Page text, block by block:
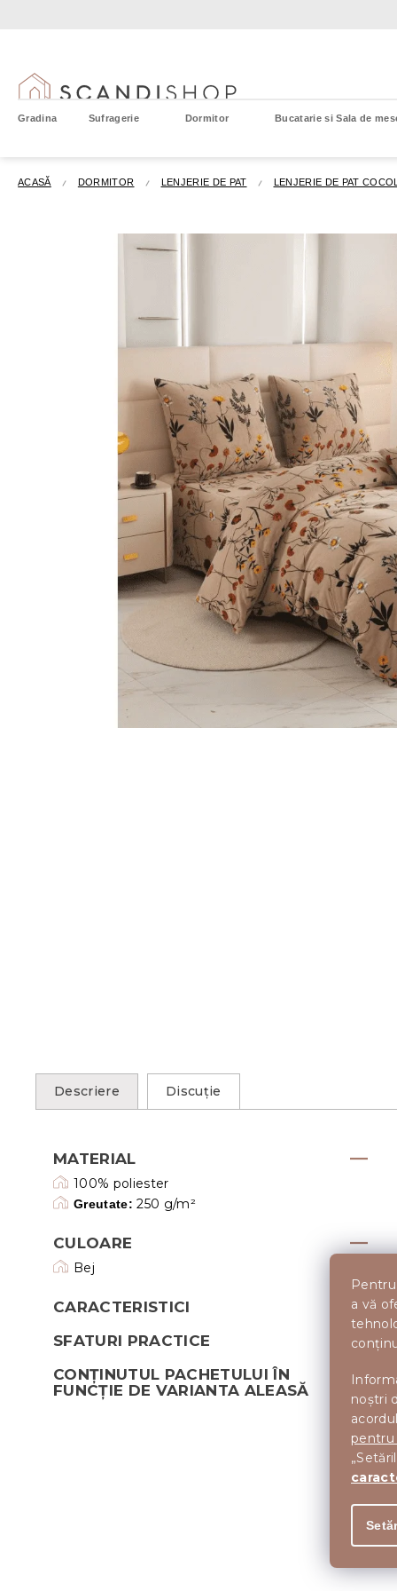
a vă
noștri
pentru
Gradina Sufragerie Dormitor Bucatarie si Sala de
ACASĂ DORMITOR LENJERIE DE PAT LENJERIE DE PAT
Descriere Discuţie
MATERIAL
100% poliester
Greutate: 250 g/m²
CULOARE
Bej
CARACTERISTICI
SFATURI PRACTICE
CONȚINUTUL PACHETULUI ÎN
FUNCȚIE DE VARIANTA ALEASĂ